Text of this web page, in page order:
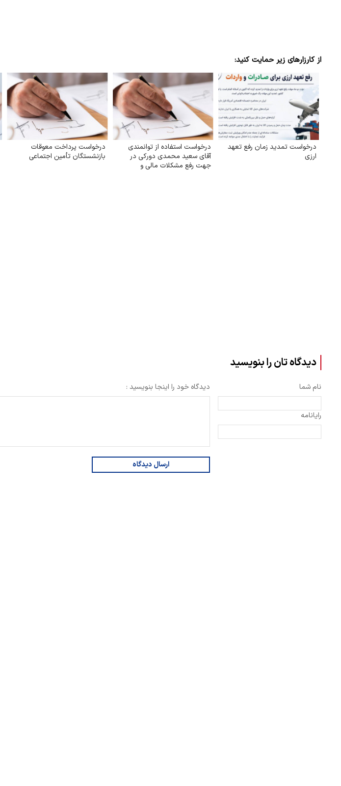
از کارزارهای زیر حمایت کنید:
درخواست تمدید زمان رفع تعهد
ارزی
درخواست استفاده از توانمندی
آقای سعید محمدی دورکی در
جهت رفع مشکلات مالی و
درخواست پرداخت معوقات
بازنشستگان تأمین اجتماعی
دیدگاه تان را بنویسید
نام شما
رایانامه
دیدگاه خود را اینجا بنویسید :
ارسال دیدگاه